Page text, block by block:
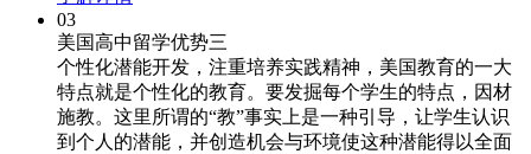
03
美国高中留学优势三
个性化潜能开发，注重培养实践精神，美国教育的一大
特点就是个性化的教育。要发掘每个学生的特点，因材
施教。这里所谓的“教”事实上是一种引导，让学生认识
到个人的潜能，并创造机会与环境使这种潜能得以全面